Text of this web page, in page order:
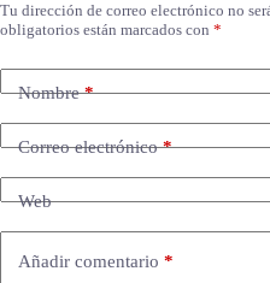
Tu dirección de correo electrónico no
obligatorios están marcados con *
Nombre*
Correo electrónico*
Web
Añadir comentario *